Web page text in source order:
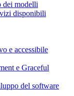
dei modelli
disponibili
e accessibile
e Graceful
del software